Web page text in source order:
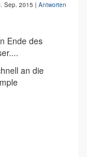
Sep. 2015 | Antworten
Ende des
an die